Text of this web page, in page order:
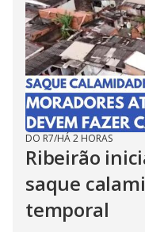
DO R7/HÁ 2 HORAS
Ribeirão
saque
temporal